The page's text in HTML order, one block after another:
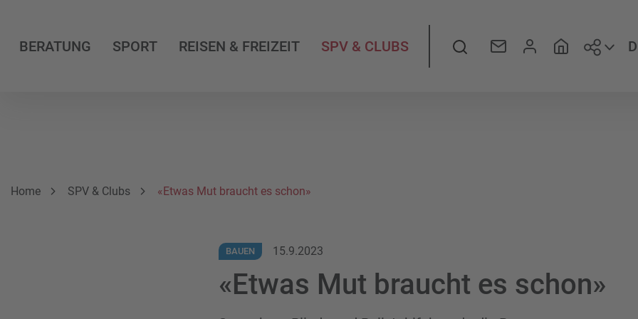
BERATUNG SPORT REISEN & FREIZEIT SPV & CLUBS Suche
Breadcrumbnavigation
Sie befinden sich hier:
Home SPV & Clubs «Etwas Mut braucht es schon»
BAUEN 15.9.2023
«Etwas Mut braucht es schon»